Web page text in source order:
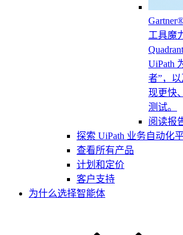
工具魔
UiPath
者”，
现更快
测试。
阅读报
探索 UiPath 业务自动化
查看所有产品
计划和定价
客户支持
为什么选择智能体